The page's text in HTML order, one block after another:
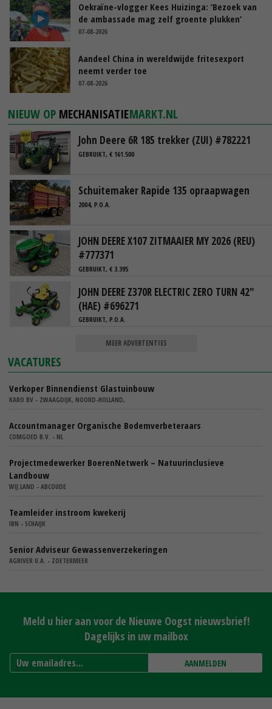
Oekraïne-vlogger Kees Huizinga: ‘Bezoek van
de ambassade mag zelf groente plukken’
07-08-2026
Aandeel China in wereldwijde fritesexport
neemt verder toe
07-08-2026
NIEUW OP MECHANISATIEMARKT.NL
John Deere 6R 185 trekker (ZUI) #782221
GEBRUIKT, € 161.500
Schuitemaker Rapide 135 opraapwagen
2004, P.O.A.
JOHN DEERE X107 ZITMAAIER MY 2026 (REU)
#777371
GEBRUIKT, € 3.395
JOHN DEERE Z370R ELECTRIC ZERO TURN 42"
(HAE) #696271
GEBRUIKT, P.O.A.
MEER ADVERTENTIES
VACATURES
Verkoper Binnendienst Glastuinbouw
KARO BV - ZWAAGDIJK, NOORD-HOLLAND,
Accountmanager Organische Bodemverbeteraars
COMGOED B.V. - NL
Projectmedewerker BoerenNetwerk – Natuurinclusieve
Landbouw
WIJ.LAND - ABCOUDE
Teamleider instroom kwekerij
IBN - SCHAIJK
Senior Adviseur Gewassenverzekeringen
AGRIVER U.A. - ZOETERMEER
Meld u hier aan voor de Nieuwe Oogst nieuwsbrief!
Dagelijks in uw mailbox
AANMELDEN